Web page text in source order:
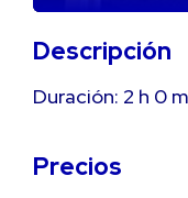
Descripción
Duración: 2 h 0 m
Precios